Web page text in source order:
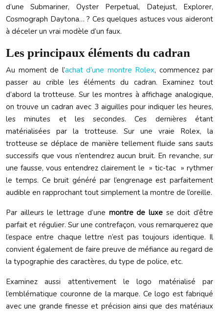
d’une Submariner, Oyster Perpetual, Datejust, Explorer,
Cosmograph Daytona… ? Ces quelques astuces vous aideront
à déceler un vrai modèle d’un faux.
Les principaux éléments du cadran
Au moment de l’achat d’une montre Rolex, commencez par
passer au crible les éléments du cadran. Examinez tout
d’abord la trotteuse. Sur les montres à affichage analogique,
on trouve un cadran avec 3 aiguilles pour indiquer les heures,
les minutes et les secondes. Ces dernières étant
matérialisées par la trotteuse. Sur une vraie Rolex, la
trotteuse se déplace de manière tellement fluide sans sauts
successifs que vous n’entendrez aucun bruit. En revanche, sur
une fausse, vous entendrez clairement le » tic-tac » rythmer
le temps. Ce bruit généré par l’engrenage est parfaitement
audible en rapprochant tout simplement la montre de l’oreille.
Par ailleurs le lettrage d’une montre de luxese doit d’être
parfait et régulier. Sur une contrefaçon, vous remarquerez que
l’espace entre chaque lettre n’est pas toujours identique. Il
convient également de faire preuve de méfiance au regard de
la typographie des caractères, du type de police, etc.
Examinez aussi attentivement le logo matérialisé par
l’emblématique couronne de la marque. Ce logo est fabriqué
avec une grande finesse et précision ainsi que des matériaux